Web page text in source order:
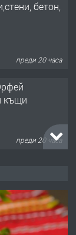
бетон,
преди 20 часа
къщи
преди 20 часа
преди 20 часа